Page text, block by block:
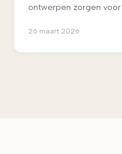
ontwerpen zorgen
“Mensen voor wie ik
26 maart 2026